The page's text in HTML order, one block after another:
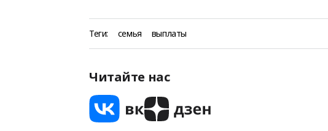
Теги: семья выплаты
Читайте нас